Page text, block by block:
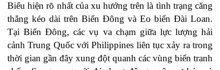
Biểu hiện rõ nhất của xu hướng trên là tình trạng căng
thẳng kéo dài trên Biển Đông và Eo biển Đài Loan.
Tại Biển Đông, các vụ va chạm giữa lực lượng hải
cảnh Trung Quốc với Philippines liên tục xảy ra trong
thời gian gần đây xung đột quanh các vùng biển tranh